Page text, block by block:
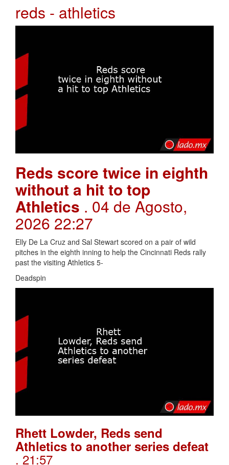
reds - athletics
Reds score twice in eighth
without a hit to top
Athletics . 04 de Agosto,
2026 22:27
Elly De La Cruz and Sal Stewart scored on a pair of wild
pitches in the eighth inning to help the Cincinnati Reds rally
past the visiting Athletics 5-
Deadspin
Rhett Lowder, Reds send
Athletics to another series defeat
. 21:57